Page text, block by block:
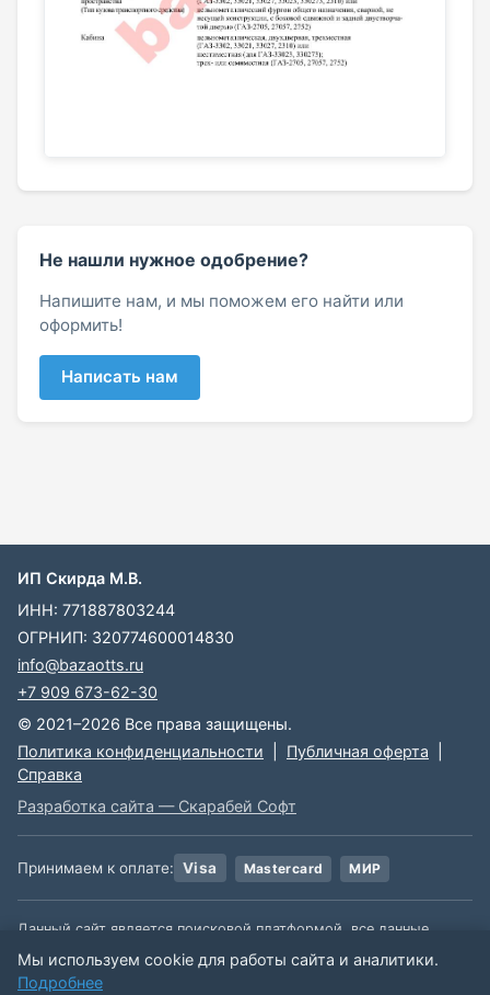
Не нашли нужное одобрение?
Напишите нам, и мы поможем его найти или
оформить!
Написать нам
ИП Скирда М.В.
ИНН: 771887803244
ОГРНИП: 320774600014830
info@bazaotts.ru
+7 909 673-62-30
© 2021–2026 Все права защищены.
Политика конфиденциальности
Публичная оферта
Справка
Разработка сайта — Скарабей Софт
Принимаем к оплате: Visa Mastercard МИР
Данный сайт является поисковой платформой, все данные,
размещенные на сайте, взяты из открытых источников. Мы не
несем ответственности за содержимое данной информации.
Мы используем cookie для работы сайта и аналитики.
Подробнее